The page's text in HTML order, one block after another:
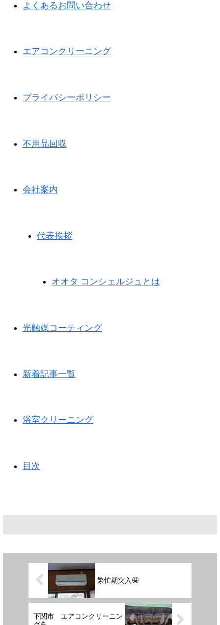
よくあるお問い合わせ
エアコンクリーニング
プライバシーポリシー
不用品回収
会社案内
代表挨拶
オオタ コンシェルジュとは
光触媒コーティング
新着記事一覧
浴室クリーニング
目次
繁忙期突入🤩
下関市 エアコンクリーニン